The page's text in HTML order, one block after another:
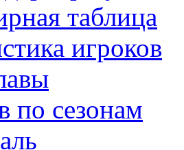
таблица
игроков
по сезонам